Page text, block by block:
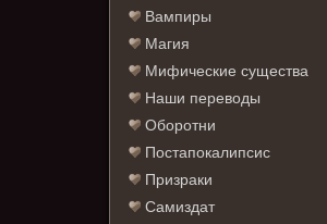
Вампиры
Магия
Мифические существа
Наши переводы
Оборотни
Постапокалипсис
Призраки
Самиздат